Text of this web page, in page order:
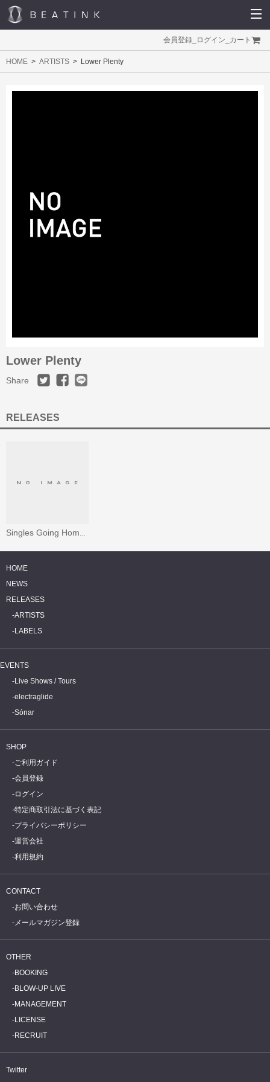
会員登録 ログイン カート
HOME ARTISTS Lower Plenty
Lower Plenty
Share
RELEASES
HOME
NEWS
RELEASES
ARTISTS
LABELS
EVENTS
Live Shows / Tours
electraglide
Sónar
SHOP
ご利用ガイド
会員登録
ログイン
特定商取引法に基づく表記
プライバシーポリシー
運営会社
利用規約
CONTACT
お問い合わせ
メールマガジン登録
OTHER
BOOKING
BLOW-UP LIVE
MANAGEMENT
LICENSE
RECRUIT
Twitter